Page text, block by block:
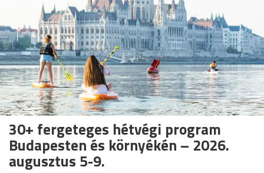
30+ fergeteges hétvégi program
Budapesten és környékén – 2026.
augusztus 5-9.